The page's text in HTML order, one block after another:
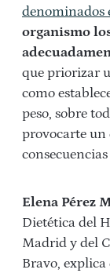
denominados
organismo
que priorizar
como
peso, sobre
provocarte
Elena Pérez
Dietética del
Madrid y del
Bravo,